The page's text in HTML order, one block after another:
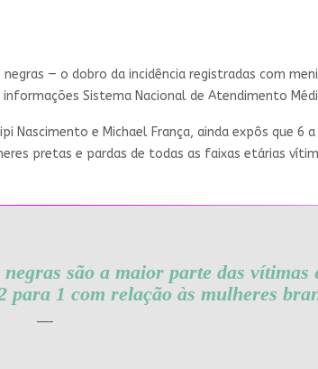
— o dobro da incidência registradas com
Sistema Nacional de Atendimento
Nascimento e Michael França, ainda expôs que 6
pretas e pardas de todas as faixas etárias
são a maior parte das vítimas
para 1 com relação às mulheres